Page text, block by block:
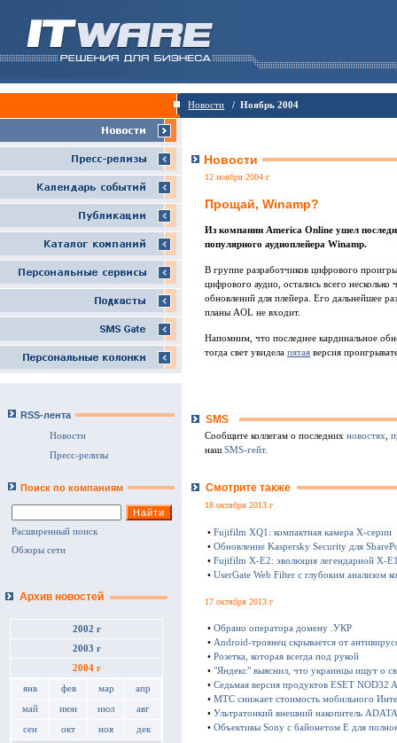
Новости / Ноябрь 2004
RSS-лента
Новости
Пресс-релизы
Поиск по компаниям
Расширенный поиск
Обзоры сети
Архив новостей
2002 г
2003 г
2004 г
янв фев мар апр
май июн июл авг
сен окт ноя дек
Новости
12 ноября 2004 г
Прощай, Winamp?
Из компании America Online ушел
популярного аудиоплейера Winamp.
В группе разработчиков цифрового
цифрового аудио, остались всего
обновлений для плейера. Его дальнейшее
планы AOL не входит.
Напомним, что последнее кардинальное
тогда свет увидела пятая версия
SMS
Сообщите коллегам о последних новостях
наш SMS-гейт.
Смотрите также
18 октября 2013 г
• Fujifilm XQ1: компактная камера Х-серии
• Обновление Kaspersky Security для
• Fujifilm X-E2: эволюция легендарной X-
• UserGate Web Filter с глубоким анализом
17 октября 2013 г
• Обрано оператора домену .УКР
• Android-троянец скрывается от
• Розетка, которая всегда под рукой
• "Яндекс" выяснил, что украинцы ищут о
• Седьмая версия продуктов ESET NOD32
• МТС снижает стоимость мобильного
• Ультратонкий внешний накопитель
• Объективы Sony с байонетом E для